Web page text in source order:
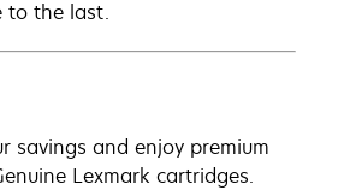
to the last.
savings and enjoy premium
Lexmark cartridges.